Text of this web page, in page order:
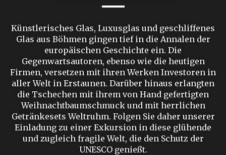
Künstlerisches Glas, Luxusglas und geschliffenes
Glas aus Böhmen gingen tief in die Annalen der
europäischen Geschichte ein. Die
Gegenwartsautoren, ebenso wie die heutigen
Firmen, versetzen mit ihren Werken Investoren in
aller Welt in Erstaunen. Darüber hinaus erlangten
die Tschechen mit ihrem von Hand gefertigten
Weihnachtbaumschmuck und mit herrlichen
Getränkesets Weltruhm. Folgen Sie daher unserer
Einladung zu einer Exkursion in diese glühende
und zugleich fragile Welt, die den Schutz der
UNESCO genießt.